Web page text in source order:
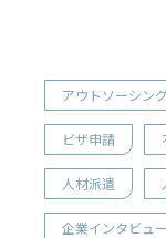
アウトソーシング
ビザ申請
人材派遣
企業インタビュー